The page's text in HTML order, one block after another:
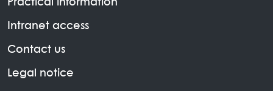
Practical information
Intranet access
Contact us
Legal notice